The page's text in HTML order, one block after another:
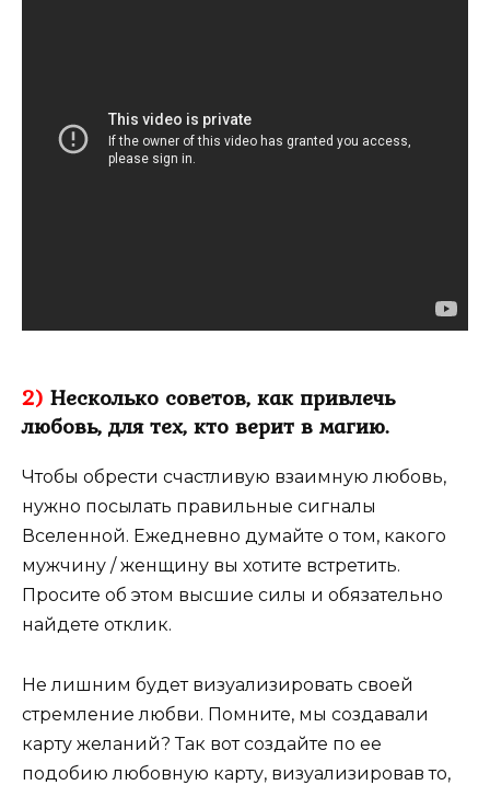
2) Несколько советов, как привлечь
любовь, для тех, кто верит в магию.
Чтобы обрести счастливую взаимную любовь,
нужно посылать правильные сигналы
Вселенной. Ежедневно думайте о том, какого
мужчину / женщину вы хотите встретить.
Просите об этом высшие силы и обязательно
найдете отклик.
Не лишним будет визуализировать своей
стремление любви. Помните, мы создавали
карту желаний? Так вот создайте по ее
подобию любовную карту, визуализировав то,